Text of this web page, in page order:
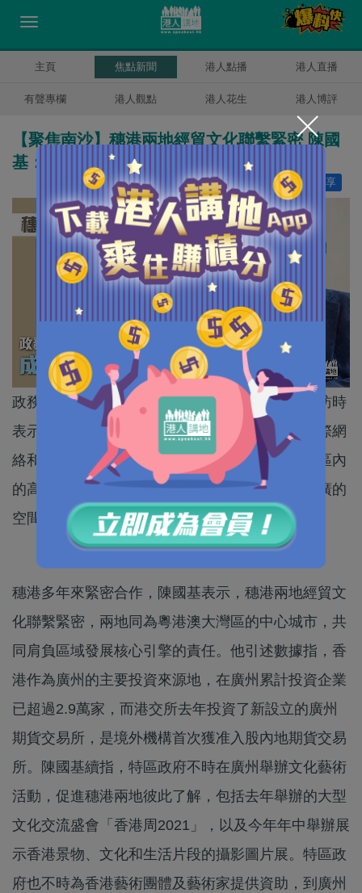
主頁 焦點新聞 港人點播 港人直播
有聲專欄 港人觀點 港人花生 港人博評
【聚焦南沙】穗港兩地經貿文化聯繫緊密 陳國
基：助推南沙成為高水平對外開放門戶
分享
讚好 13
政務司司長陳國基近日接受內地《廣州日報》專訪時
表示，香港會繼續充分發揮自身優勢，尤其是國際網
絡和專業服務等，推動南沙建設成為粵港澳大灣區內
的高水平對外開放門戶，為大灣區發展開拓更寬廣的
空間。
穗港多年來緊密合作，陳國基表示，穗港兩地經貿文
化聯繫緊密，兩地同為粵港澳大灣區的中心城市，共
同肩負區域發展核心引擎的責任。他引述數據指，香
港作為廣州的主要投資來源地，在廣州累計投資企業
已超過2.9萬家，而港交所去年投資了新設立的廣州
期貨交易所，是境外機構首次獲准入股內地期貨交易
所。陳國基續指，特區政府不時在廣州舉辦文化藝術
活動，促進穗港兩地彼此了解，包括去年舉辦的大型
文化交流盛會「香港周2021」，以及今年年中舉辦展
示香港景物、文化和生活片段的攝影圖片展。特區政
府也不時為香港藝術團體及藝術家提供資助，到廣州